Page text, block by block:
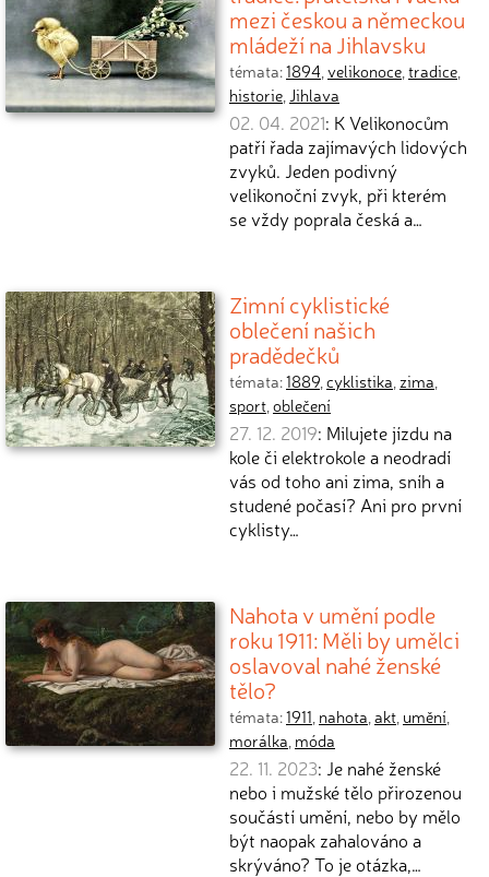
mezi českou a německou
mládeží na Jihlavsku
témata:1894,velikonoce,tradice,
historie,Jihlava
02. 04. 2021: K Velikonocům
patří řada zajímavých lidových
zvyků. Jeden podivný
velikonoční zvyk, při kterém
se vždy poprala česká a…
Zimní cyklistické
oblečení našich
pradědečků
témata:1889,cyklistika, zima,
sport,oblečení
27. 12. 2019: Milujete jízdu na
kole či elektrokole a neodradí
vás od toho ani zima, sníh a
studené počasí? Ani pro první
cyklisty…
Nahota v umění podle
roku 1911: Měli by umělci
oslavoval nahé ženské
tělo?
témata:1911, nahota,akt, umění,
morálka, móda
22. 11. 2023: Je nahé ženské
nebo i mužské tělo přirozenou
součástí umění, nebo by mělo
být naopak zahalováno a
skrýváno? To je otázka,…